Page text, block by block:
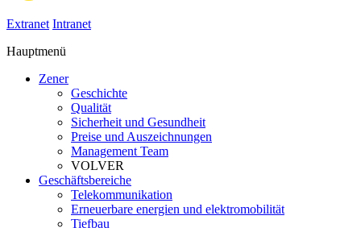
Extranet Intranet
Hauptmenü
Zener
Geschichte
Qualität
Sicherheit und Gesundheit
Preise und Auszeichnungen
Management Team
VOLVER
Geschäftsbereiche
Telekommunikation
Erneuerbare energien und elektromobilität
Tiefbau